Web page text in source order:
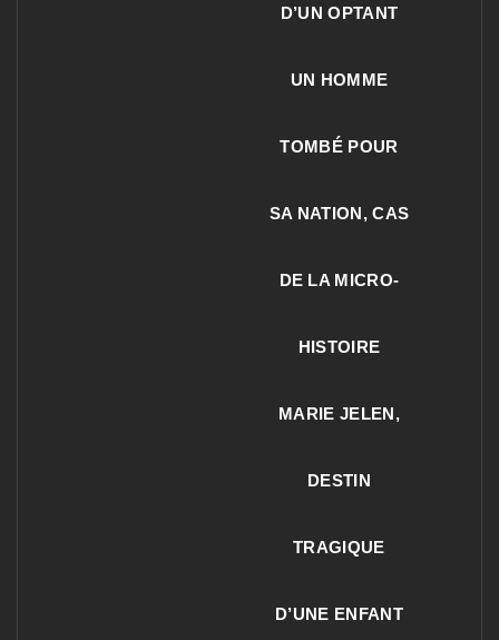
D’UN OPTANT
UN HOMME
TOMBÉ POUR
SA NATION, CAS
DE LA MICRO-
HISTOIRE
MARIE JELEN,
DESTIN
TRAGIQUE
D’UNE ENFANT